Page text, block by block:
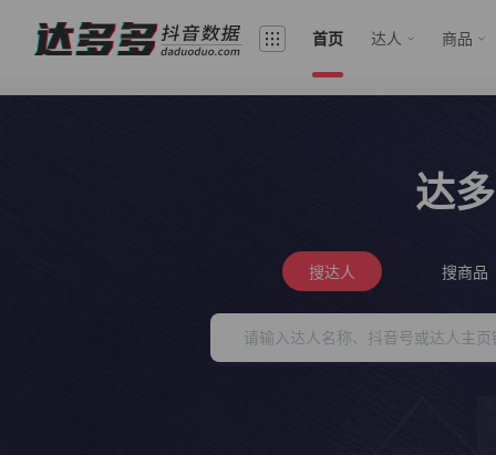
首页 达人 商品
达
搜达人 搜商品